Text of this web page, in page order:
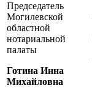
Председатель
Могилевской
областной
нотариальной
палаты
Готина Инна
Михайловна